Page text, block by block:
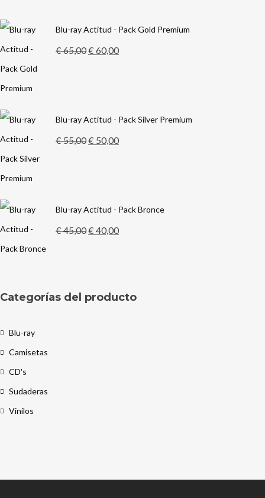
Blu-ray Actitud - Pack Gold Premium
€65,00El
€ 60,00El
Blu-ray Actitud - Pack Silver Premium
€55,00El
€ 50,00El
Blu-ray Actitud - Pack Bronce
€45,00El
€ 40,00El
Categorías del producto
Blu-ray
Camisetas
CD's
Sudaderas
Vinilos